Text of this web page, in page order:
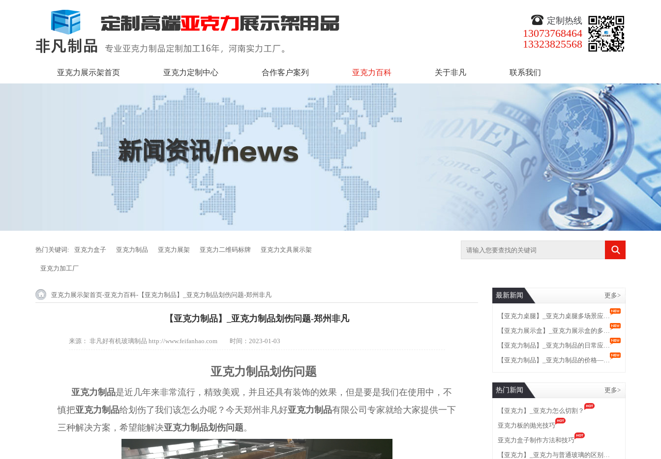
定制热线
13073768464
13323825568
亚克力展示架首页 亚克力定制中心 合作客户案列 亚克力百科 关于非凡 联系我们
热门关键词: 亚克力盒子 亚克力制品 亚克力展架 亚克力二维码标牌 亚克力文具展示架
亚克力加工厂
亚克力展示架首页-亚克力百科-【亚克力制品】_亚克力制品划伤问题-郑州非凡
【亚克力制品】_亚克力制品划伤问题-郑州非凡
来源： 非凡好有机玻璃制品 http://www.feifanhao.com 时间：2023-01-03
亚克力制品划伤问题
亚克力制品是近几年来非常流行，精致美观，并且还具有装饰的效果，但是要是我们在使用中， 不
慎把亚克力制品给划伤了我们该怎么办呢？今天郑州非凡好亚克力制品有限公司专家就给大家提供一下
三种解决方案，希望能解决亚克力制品划伤问题。
最新新闻 更多>
【亚克力桌腿】_亚克力桌腿多场景应…
【亚克力展示盒】_亚克力展示盒的多…
【亚克力制品】_亚克力制品的日常应…
【亚克力制品】_亚克力制品的价格—…
热门新闻 更多>
【亚克力】_亚克力怎么切割？
亚克力板的抛光技巧
亚克力盒子制作方法和技巧
【亚克力】_亚克力与普通玻璃的区别…